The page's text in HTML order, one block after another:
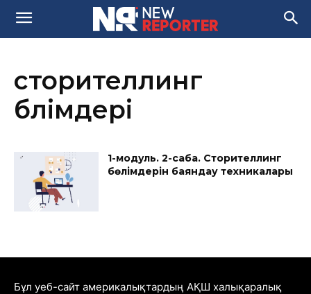
сторителлинг
бөлімдері
1-модуль. 2-сабақ. Сторителлинг
бөлімдерін баяндау техникалары
Бұл уеб-сайт америкалықтардың АҚШ халықаралық